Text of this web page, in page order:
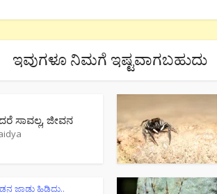
ಇವುಗಳೂ ನಿಮಗೆ ಇಷ್ಟವಾಗಬಹುದು
ಸಾವಲ್ಲ, ಜೀವನ
ಜಾಡು ಹಿಡಿದು..